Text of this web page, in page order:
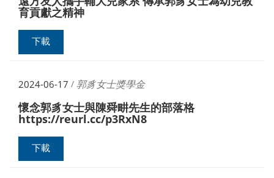
育貢獻之精神
下載
2024-06-17 / 郭豸女士獎學金
懷念郭豸女士與陳舜畊先生的部落格
https://reurl.cc/p3RxN8
下載